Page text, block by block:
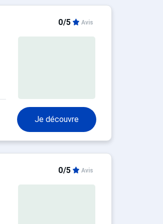
0/5 Avis
Je découvre
0/5 Avis